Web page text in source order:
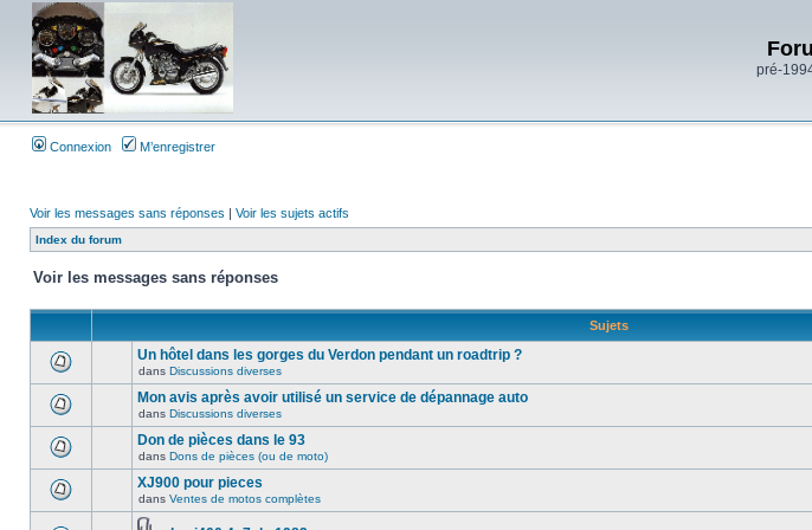
pré-
Connexion M’enregistrer
Voir les messages sans réponses | Voir les sujets actifs
Index du forum
Voir les messages sans réponses
Sujets
Un hôtel dans les gorges du Verdon pendant un roadtrip ?
dans Discussions diverses
Mon avis après avoir utilisé un service de dépannage auto
dans Discussions diverses
Don de pièces dans le 93
dans Dons de pièces (ou de moto)
XJ900 pour pieces
dans Ventes de motos complètes